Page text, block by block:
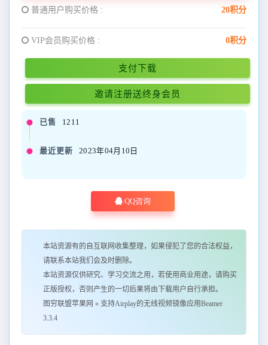
普通用户购买价格 : 20积分
VIP会员购买价格 : 0积分
支付下载
邀请注册送终身会员
已售 1211
最近更新 2023年04月10日
QQ咨询
本站资源有的自互联网收集整理，如果侵犯了您的合法权益，
请联系本站我们会及时删除。
本站资源仅供研究、学习交流之用，若使用商业用途，请购买
正版授权，否则产生的一切后果将由下载用户自行承担。
图穷联盟苹果网 » 支持Airplay的无线视频镜像应用Beamer
3.3.4